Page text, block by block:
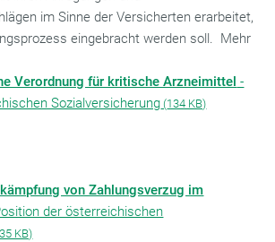
im Sinne der Versicherten erarbeitet,
eingebracht werden soll. Mehr
Verordnung für kritische Arzneimittel -
Sozialversicherung (134 KB)
von Zahlungsverzug im
der österreichischen
KB)